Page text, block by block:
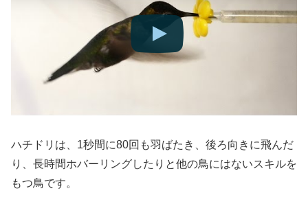
ハチドリは、1秒間に80回も羽ばたき、後ろ向きに飛んだ
り、長時間ホバーリングしたりと他の鳥にはないスキルを
もつ鳥です。